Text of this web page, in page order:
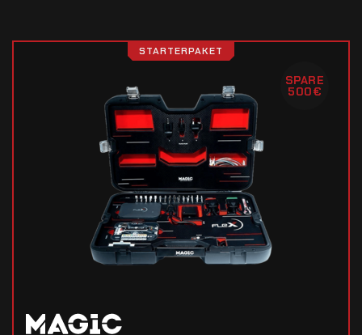
SPARE
500€
STARTERPAKET